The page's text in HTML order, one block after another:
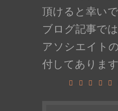
頂けると幸い
ブログ記事では
アソシエイト
付してあります